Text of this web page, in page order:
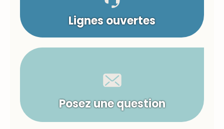
Lignes ouvertes
Posez une question